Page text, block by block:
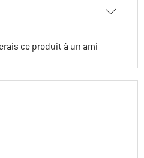
ce produit à un ami